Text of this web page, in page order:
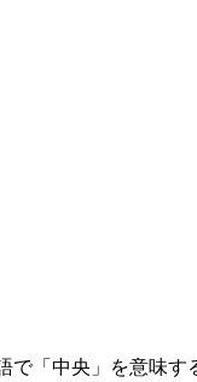
で「中央」を意味